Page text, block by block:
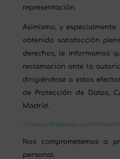
representación.
Asimismo, y
obtenido satisfacción
derechos, le informamos
reclamación ante la
dirigiéndose a estos
de Protección de Datos,
Madrid.
¿Cómo protegemos su
Nos comprometemos a
personal.